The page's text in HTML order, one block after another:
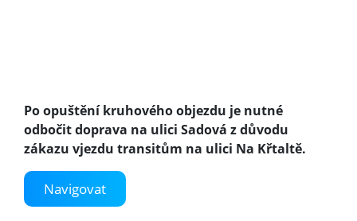
Po opuštění kruhového objezdu je nutné
odbočit doprava na ulici Sadová z důvodu
zákazu vjezdu transitům na ulici Na Křtaltě.
Navigovat